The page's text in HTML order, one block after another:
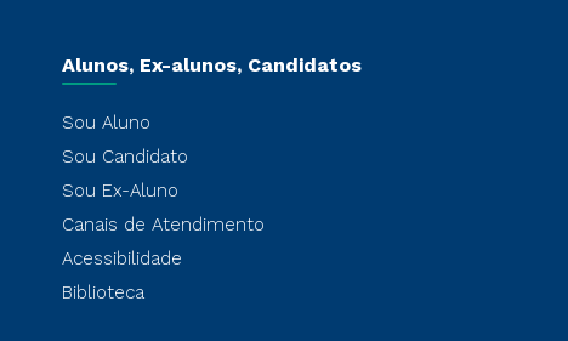
Alunos, Ex-alunos, Candidatos
Sou Aluno
Sou Candidato
Sou Ex-Aluno
Canais de Atendimento
Acessibilidade
Biblioteca